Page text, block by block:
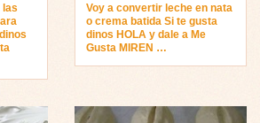
las
Voy a convertir leche en nata
o crema batida Si te gusta
dinos HOLA y dale a Me
Gusta MIREN …